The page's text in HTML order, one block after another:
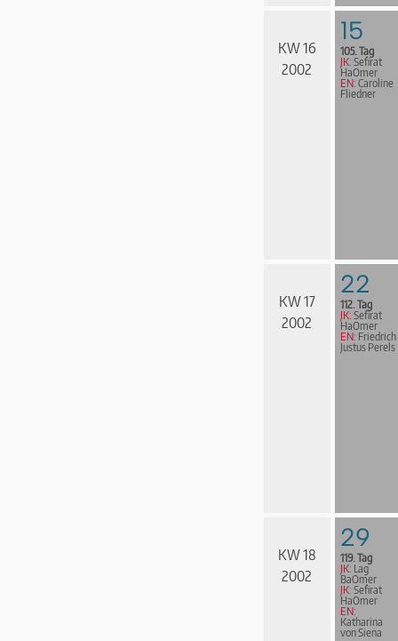
KW 16
2002
15
105. Tag
JK: Sefirat
HaOmer
EN: Caroline
Fliedner
KW 17
2002
22
112. Tag
JK: Sefirat
HaOmer
EN: Friedrich
Justus Perels
KW 18
2002
29
119. Tag
JK: Lag
BaOmer
JK: Sefirat
HaOmer
EN:
Katharina
von Siena